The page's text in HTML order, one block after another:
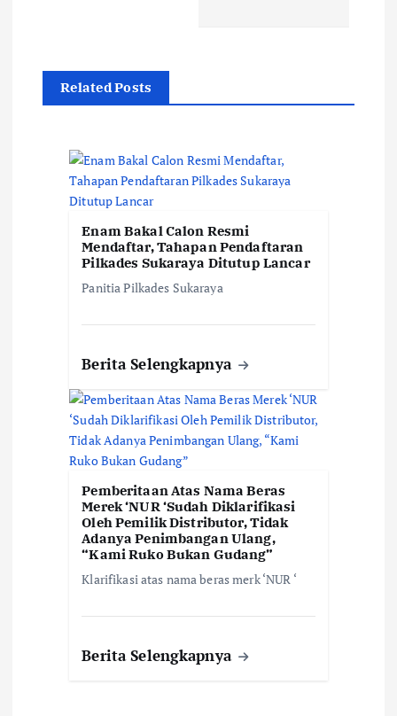
p
Related Posts
Enam Bakal Calon Resmi
Mendaftar, Tahapan Pendaftaran
Pilkades Sukaraya Ditutup Lancar
Panitia Pilkades Sukaraya
Berita Selengkapnya
Pemberitaan Atas Nama Beras
Merek ‘NUR ‘Sudah Diklarifikasi
Oleh Pemilik Distributor, Tidak
Adanya Penimbangan Ulang,
“Kami Ruko Bukan Gudang”
Klarifikasi atas nama beras merk ‘NUR ‘
Berita Selengkapnya